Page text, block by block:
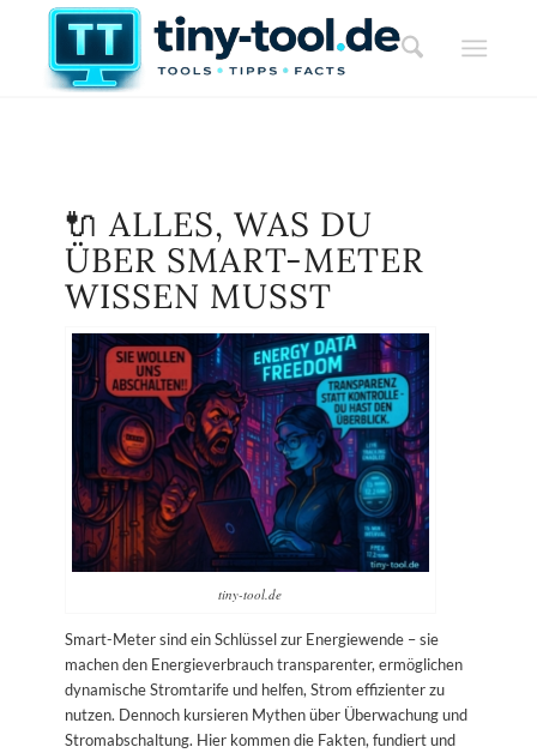
🔌 ALLES, WAS DU
ÜBER SMART-METER
WISSEN MUSST
tiny-tool.de
Smart-Meter sind ein Schlüssel zur Energiewende – sie
machen den Energieverbrauch transparenter, ermöglichen
dynamische Stromtarife und helfen, Strom effizienter zu
nutzen. Dennoch kursieren Mythen über Überwachung und
Stromabschaltung. Hier kommen die Fakten, fundiert und